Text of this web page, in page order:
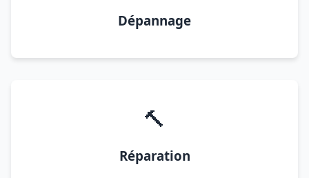
Dépannage
🔨
Réparation